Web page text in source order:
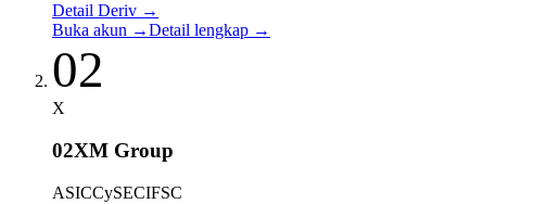
Detail Deriv →
Buka akun →Detail lengkap →
02
X
02XM Group
ASICCySECIFSC